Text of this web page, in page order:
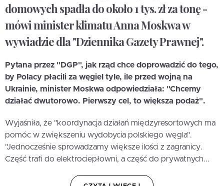
domowych spadła do około 1 tys. zł za tonę -
mówi minister klimatu Anna Moskwa w
wywiadzie dla "Dziennika Gazety Prawnej".
Pytana przez "DGP", jak rząd chce doprowadzić do tego,
by Polacy płacili za węgiel tyle, ile przed wojną na
Ukrainie, minister Moskwa odpowiedziała: "Chcemy
działać dwutorowo. Pierwszy cel, to większa podaż".
Wyjaśniła, że "koordynacja działań międzyresortowych ma
pomóc w zwiększeniu wydobycia polskiego węgla".
"Jednocześnie sprowadzamy większe ilości z zagranicy.
Część trafi do elektrociepłowni, a część do prywatnych...